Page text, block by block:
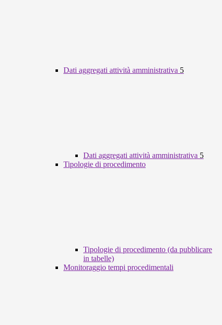
Dati aggregati attività amministrativa 5
Dati aggregati attività amministrativa 5
Tipologie di procedimento
Tipologie di procedimento (da pubblicare
in tabelle)
Monitoraggio tempi procedimentali